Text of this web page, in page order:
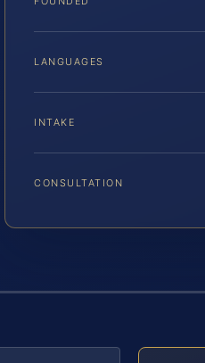
LANGUAGES
INTAKE
CONSULTATION